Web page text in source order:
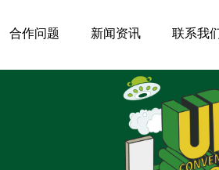
合作问题 新闻资讯 联系我